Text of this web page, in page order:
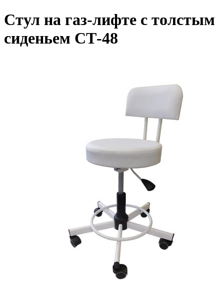
Стул на газ-лифте с толстым
сиденьем СТ-48